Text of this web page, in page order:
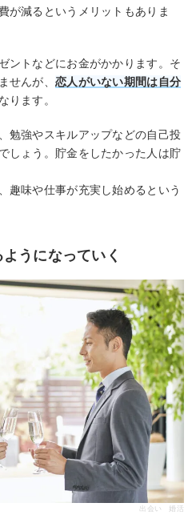
が減るというメリットもありま
ントなどにお金がかかります。そ
せんが、恋人がいない期間は自分
ります。
勉強やスキルアップなどの自己投
しょう。貯金をしたかった人は貯
趣味や仕事が充実し始めるという
うになっていく
出会い 婚活